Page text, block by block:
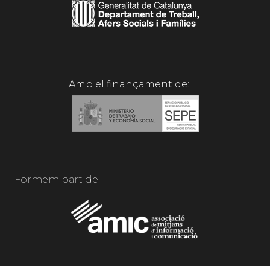
Amb el finançament de:
Formem part de: